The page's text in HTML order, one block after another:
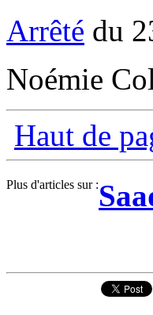
Arrêté du
Noémie
Haut de
Plus d'articles sur :